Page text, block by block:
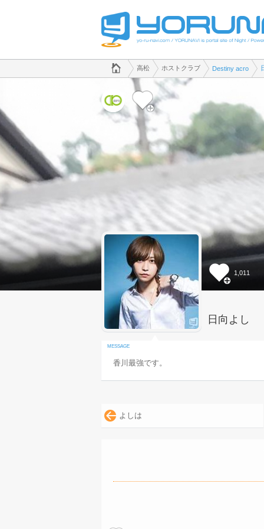
でホストクラブのことなら、ホストクラブ Destiny acro([kana])
香川県版
高松 ホストクラブ Destiny acro
1,011
日向よし
香川最強です。
よしは